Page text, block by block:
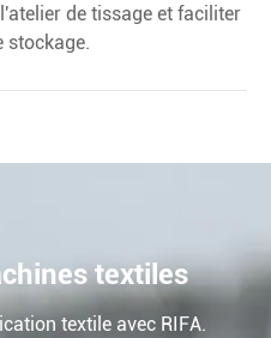
de tissage et faciliter
stockage.
textiles
textile avec RIFA.